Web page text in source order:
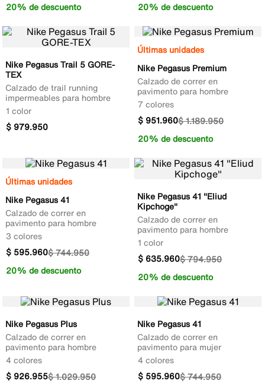
20% de descuento
20% de descuento
Nike Pegasus Trail 5 GORE-
TEX
Calzado de trail running
impermeables para hombre
1 color
$ 979.950
Últimas unidades
Nike Pegasus Premium
Calzado de correr en
pavimento para hombre
7 colores
$1.189.950
$ 951.960
20% de descuento
Últimas unidades
Nike Pegasus 41
Calzado de correr en
pavimento para hombre
3 colores
$744.950
$ 595.960
20% de descuento
Nike Pegasus 41 "Eliud
Kipchoge"
Calzado de correr en
pavimento para hombre
1 color
$794.950
$ 635.960
20% de descuento
Nike Pegasus Plus
Calzado de correr en
pavimento para hombre
4 colores
$1.029.950
$ 926.955
Nike Pegasus 41
Calzado de correr en
pavimento para mujer
4 colores
$744.950
$ 595.960